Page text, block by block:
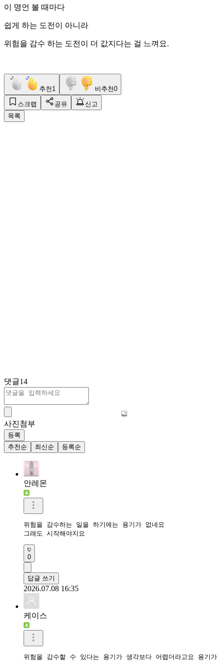
이 명언 볼 때마다
쉽게 하는 도전이 아니라
위험을 감수 하는 도전이 더 값지다는 걸 느껴요.
추천 1 비추천0
스크랩 공유
신고
목록
댓글14
사진첨부
등록
추천순
최신순 등록순
안레몬
위험을 감수하는 일을 하기에는 용기가 없네요
그래도 시작해야지요
0
답글 쓰기
2026.07.08 16:35
케이스
위험을 감수할 수 있다는 용기가 생각보다 어렵더라고요 용기가